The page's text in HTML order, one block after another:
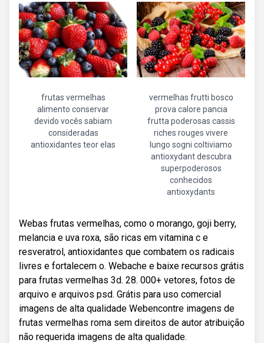
frutas vermelhas
alimento conservar
devido vocês sabiam
consideradas
antioxidantes teor elas
vermelhas frutti bosco
prova calore pancia
frutta poderosas cassis
riches rouges vivere
lungo sogni coltiviamo
antioxydant descubra
superpoderosos
conhecidos
antioxydants
Webas frutas vermelhas, como o morango, goji berry,
melancia e uva roxa, são ricas em vitamina c e
resveratrol, antioxidantes que combatem os radicais
livres e fortalecem o. Webache e baixe recursos grátis
para frutas vermelhas 3d. 28. 000+ vetores, fotos de
arquivo e arquivos psd. Grátis para uso comercial
imagens de alta qualidade Webencontre imagens de
frutas vermelhas roma sem direitos de autor atribuição
não requerida imagens de alta qualidade.